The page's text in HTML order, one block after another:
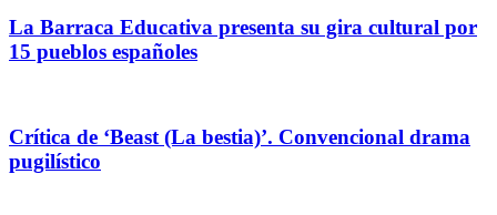
La Barraca Educativa presenta su gira cultural por
15 pueblos españoles
Crítica de ‘Beast (La bestia)’. Convencional drama
pugilístico